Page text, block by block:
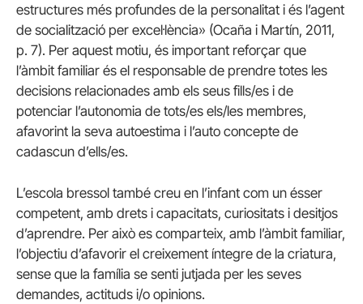
estructures més profundes de la personalitat i és l’agent
de socialització per excel·lència» (Ocaña i Martín, 2011,
p. 7). Per aquest motiu, és important reforçar que
l’àmbit familiar és el responsable de prendre totes les
decisions relacionades amb els seus fills/es i de
potenciar l’autonomia de tots/es els/les membres,
afavorint la seva autoestima i l’auto concepte de
cadascun d’ells/es.
L’escola bressol també creu en l’infant com un ésser
competent, amb drets i capacitats, curiositats i desitjos
d’aprendre. Per això es comparteix, amb l’àmbit familiar,
l’objectiu d’afavorir el creixement íntegre de la criatura,
sense que la família se senti jutjada per les seves
demandes, actituds i/o opinions.